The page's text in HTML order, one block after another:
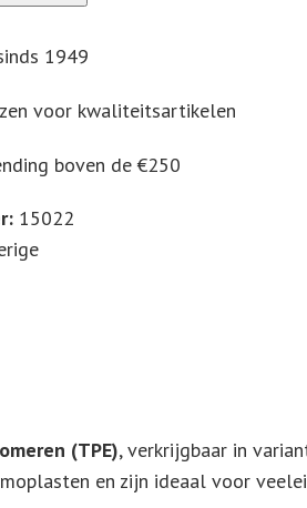
1949
voor kwaliteitsartikelen
boven de €250
15022
(TPE), verkrijgbaar in
en zijn ideaal voor